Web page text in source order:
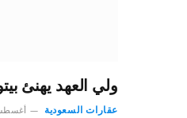
ولي العهد يهنئ
عقارات السعودية أغسطس 20,